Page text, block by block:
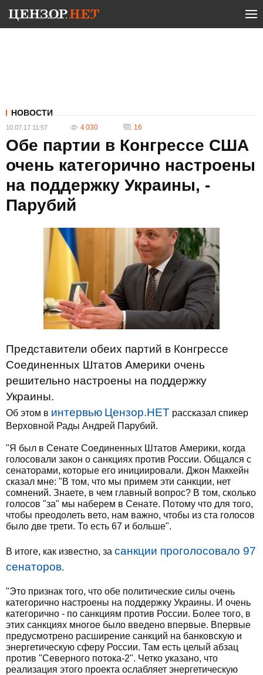
НОВОСТИ
10.07.17 11:57 4 030 16
Обе партии в Конгрессе США
очень категорично настроены
на поддержку Украины, -
Парубий
Представители обеих партий в Конгрессе
Соединенных Штатов Америки очень
решительно настроены на поддержку
Украины.
Об этом в интервью Цензор.НЕТ рассказал спикер
Верховной Рады Андрей Парубий.
"Я был в Сенате Соединенных Штатов Америки, когда
голосовали закон о санкциях против России. Общался с
сенаторами, которые его инициировали. Джон Маккейн
сказал мне: "В том, что мы примем эти санкции, нет
сомнений. Знаете, в чем главный вопрос? В том, сколько
голосов "за" мы наберем в Сенате. Потому что для того,
чтобы преодолеть вето, нам важно, чтобы из ста голосов
было две трети. То есть 67 и больше".
В итоге, как известно, за санкции проголосовало 97
сенаторов.
"Это признак того, что обе политические силы очень
категорично настроены на поддержку Украины. И очень
категорично - по санкциям против России. Более того, в
этих санкциях многое было введено впервые. Впервые
предусмотрено расширение санкций на банковскую и
энергетическую сферу России. Там есть целый абзац
против "Северного потока-2". Четко указано, что
реализация этого проекта ослабляет энергетическую